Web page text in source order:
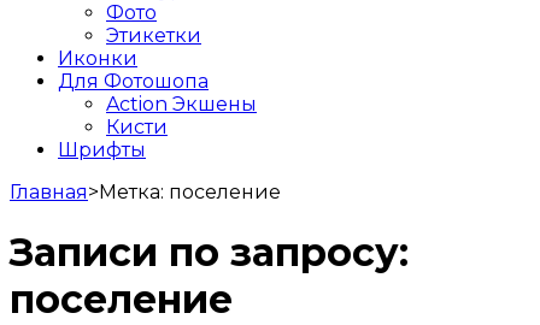
Фото
Этикетки
Иконки
Для Фотошопа
Action Экшены
Кисти
Шрифты
Главная>Метка: поселение
Записи по запросу:
поселение